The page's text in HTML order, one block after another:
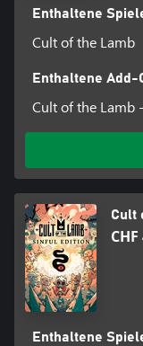
Enthaltene
Cult of the Lamb
Enthaltene Add-
Cult of the Lamb
Cult
Enthaltene